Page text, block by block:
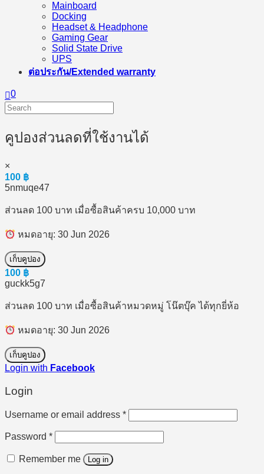
Mainboard
Docking
Headset & Headphone
Gaming Gear
Solid State Drive
UPS
ต่อประกัน/Extended warranty
0
คูปองส่วนลดที่ใช้งานได้
×
100 ฿
5nmuqe47
ส่วนลด 100 บาท เมื่อซื้อสินค้าครบ 10,000 บาท
หมดอายุ: 30 Jun 2026
เก็บคูปอง
100 ฿
guckk5g7
ส่วนลด 100 บาท เมื่อซื้อสินค้าหมวดหมู่ โน๊ตบุ๊ค ได้ทุกยี่ห้อ
หมดอายุ: 30 Jun 2026
เก็บคูปอง
Login with Facebook
Login
Username or email address *Required
Password *Required
Remember me Log in